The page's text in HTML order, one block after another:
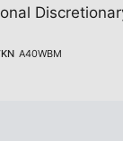
A40WBM